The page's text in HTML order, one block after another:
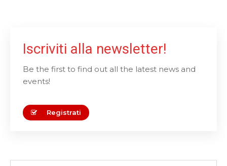
Iscriviti alla newsletter!
Be the first to find out all the latest news and
events!
Registrati